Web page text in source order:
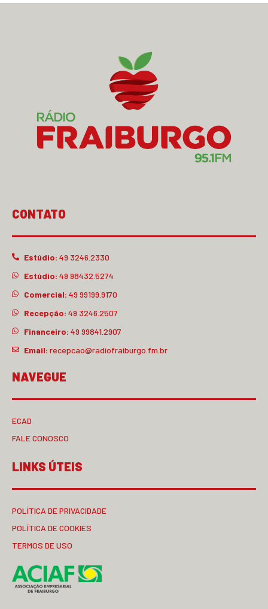
CONTATO
Estúdio: 49 3246.2330
Estúdio: 49 98432.5274
Comercial: 49 99199.9170
Recepção: 49 3246.2507
Financeiro: 49 99841.2907
Email: recepcao@radiofraiburgo.fm.br
NAVEGUE
ECAD
FALE CONOSCO
LINKS ÚTEIS
POLÍTICA DE PRIVACIDADE
POLÍTICA DE COOKIES
TERMOS DE USO